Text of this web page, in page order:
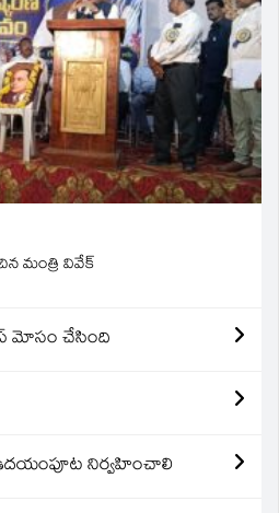
మంత్రి వివేక్
మోసం చేసింది
ఉదయంపూట నిర్వహించాలి